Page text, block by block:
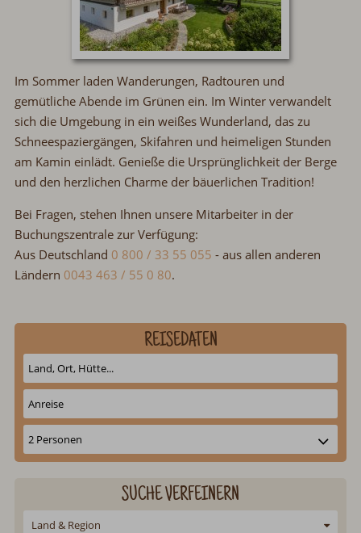
Im Sommer laden Wanderungen, Radtouren und
gemütliche Abende im Grünen ein. Im Winter verwandelt
sich die Umgebung in ein weißes Wunderland, das zu
Schneespaziergängen, Skifahren und heimeligen Stunden
am Kamin einlädt. Genieße die Ursprünglichkeit der Berge
und den herzlichen Charme der bäuerlichen Tradition!
Bei Fragen, stehen Ihnen unsere Mitarbeiter in der
Buchungszentrale zur Verfügung:
Aus Deutschland 0 800 / 33 55 055 -aus allen anderen
Ländern 0043 463 / 55 0 80.
REISEDATEN
SUCHE VERFEINERN
Land & Region